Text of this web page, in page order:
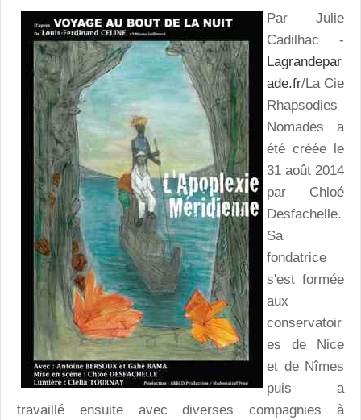
Par Julie
Cadilhac -
Lagrandepar
ade.fr/La Cie
Rhapsodies
Nomades a
été créée le
31 août 2014
par Chloé
Desfachelle.
Sa
fondatrice
s'est formée
aux
conservatoir
es de Nice
et de Nîmes
puis a
travaillé ensuite avec diverses compagnies à